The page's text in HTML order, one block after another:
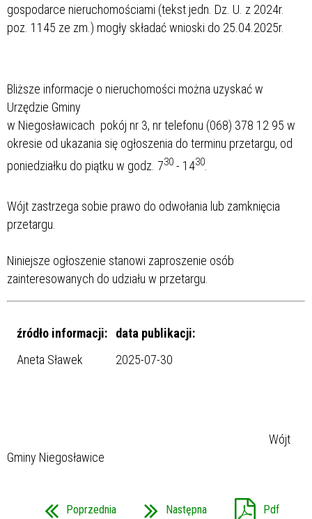
gospodarce nieruchomościami (tekst jedn. Dz. U. z 2024r.
poz. 1145 ze zm.) mogły składać wnioski do 25.04.2025r.
Bliższe informacje o nieruchomości można uzyskać w
Urzędzie Gminy
w Niegosławicach pokój nr 3, nr telefonu (068) 378 12 95 w
okresie od ukazania się ogłoszenia do terminu przetargu, od
poniedziałku do piątku w godz. 730 - 1430.
Wójt zastrzega sobie prawo do odwołania lub zamknięcia
przetargu.
Niniejsze ogłoszenie stanowi zaproszenie osób
zainteresowanych do udziału w przetargu.
źródło informacji:
data publikacji:
Aneta Sławek
2025-07-30
Wójt
Gminy Niegosławice
Poprzednia Następna Pdf